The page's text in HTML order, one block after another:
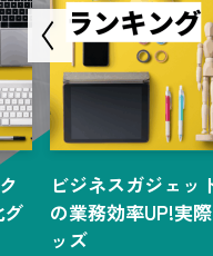
ビジネスガジェッ
の業務効率UP!実
ッズ